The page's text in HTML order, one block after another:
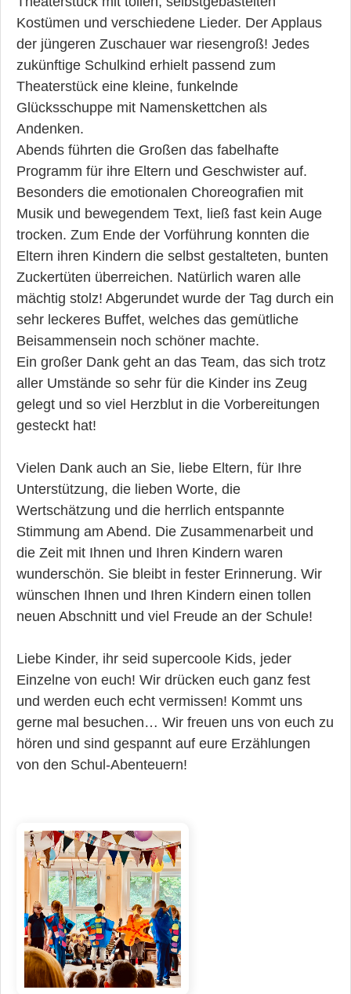
Kostümen und verschiedene Lieder. Der Applaus
der jüngeren Zuschauer war riesengroß! Jedes
zukünftige Schulkind erhielt passend zum
Theaterstück eine kleine, funkelnde
Glücksschuppe mit Namenskettchen als
Andenken.
Abends führten die Großen das fabelhafte
Programm für ihre Eltern und Geschwister auf.
Besonders die emotionalen Choreografien mit
Musik und bewegendem Text, ließ fast kein Auge
trocken. Zum Ende der Vorführung konnten die
Eltern ihren Kindern die selbst gestalteten, bunten
Zuckertüten überreichen. Natürlich waren alle
mächtig stolz! Abgerundet wurde der Tag durch ein
sehr leckeres Buffet, welches das gemütliche
Beisammensein noch schöner machte.
Ein großer Dank geht an das Team, das sich trotz
aller Umstände so sehr für die Kinder ins Zeug
gelegt und so viel Herzblut in die Vorbereitungen
gesteckt hat!
Vielen Dank auch an Sie, liebe Eltern, für Ihre
Unterstützung, die lieben Worte, die
Wertschätzung und die herrlich entspannte
Stimmung am Abend. Die Zusammenarbeit und
die Zeit mit Ihnen und Ihren Kindern waren
wunderschön. Sie bleibt in fester Erinnerung. Wir
wünschen Ihnen und Ihren Kindern einen tollen
neuen Abschnitt und viel Freude an der Schule!
Liebe Kinder, ihr seid supercoole Kids, jeder
Einzelne von euch! Wir drücken euch ganz fest
und werden euch echt vermissen! Kommt uns
gerne mal besuchen… Wir freuen uns von euch zu
hören und sind gespannt auf eure Erzählungen
von den Schul-Abenteuern!